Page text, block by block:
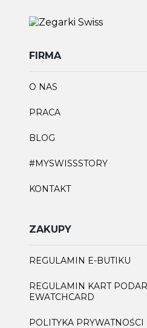
FIRMA
O NAS
PRACA
BLOG
#MYSWISSSTORY
KONTAKT
ZAKUPY
REGULAMIN E-BUTIKU
REGULAMIN KART
EWATCHCARD
POLITYKA PRYWATNOŚCI